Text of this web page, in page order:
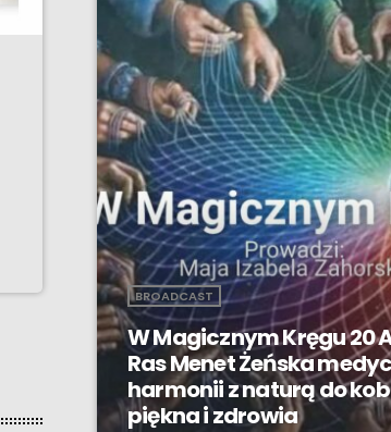
BROADCAST
W Magicznym Kręgu 20
Ras Menet Żeńska
harmonii z naturą do
piękna i zdrowia